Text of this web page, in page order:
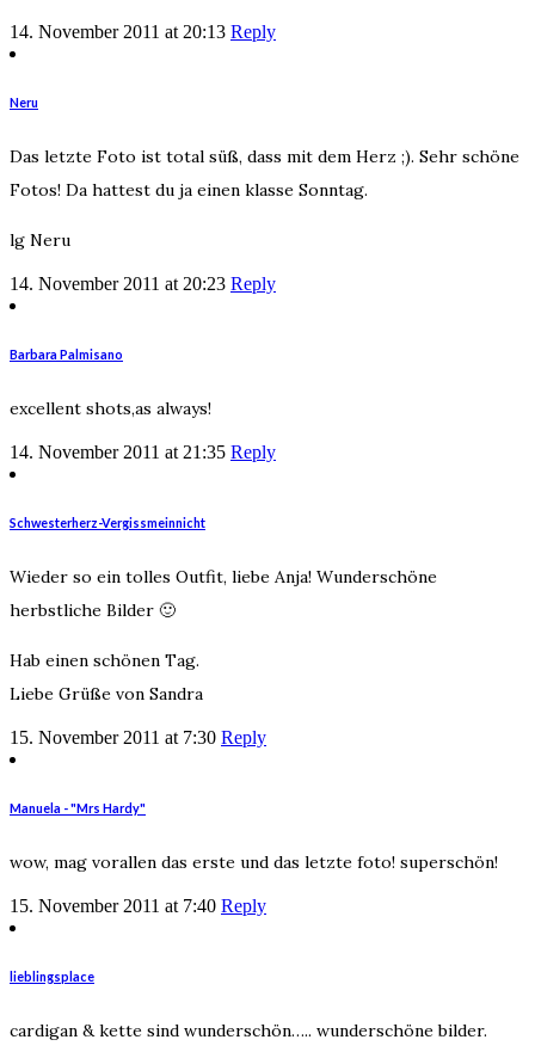
14. November 2011 at 20:13 Reply
Neru
Das letzte Foto ist total süß, dass mit dem Herz ;). Sehr schöne
Fotos! Da hattest du ja einen klasse Sonntag.
lg Neru
14. November 2011 at 20:23 Reply
Barbara Palmisano
excellent shots,as always!
14. November 2011 at 21:35 Reply
Schwesterherz-Vergissmeinnicht
Wieder so ein tolles Outfit, liebe Anja! Wunderschöne
herbstliche Bilder 🙂
Hab einen schönen Tag.
Liebe Grüße von Sandra
15. November 2011 at 7:30 Reply
Manuela - "Mrs Hardy"
wow, mag vorallen das erste und das letzte foto! superschön!
15. November 2011 at 7:40 Reply
lieblingsplace
cardigan & kette sind wunderschön….. wunderschöne bilder.